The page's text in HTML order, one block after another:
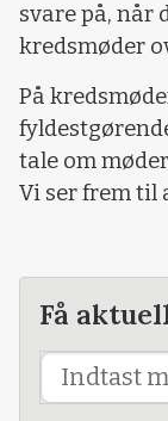
svare på, når
kredsmøder
På
tale om
Vi ser frem til
Få